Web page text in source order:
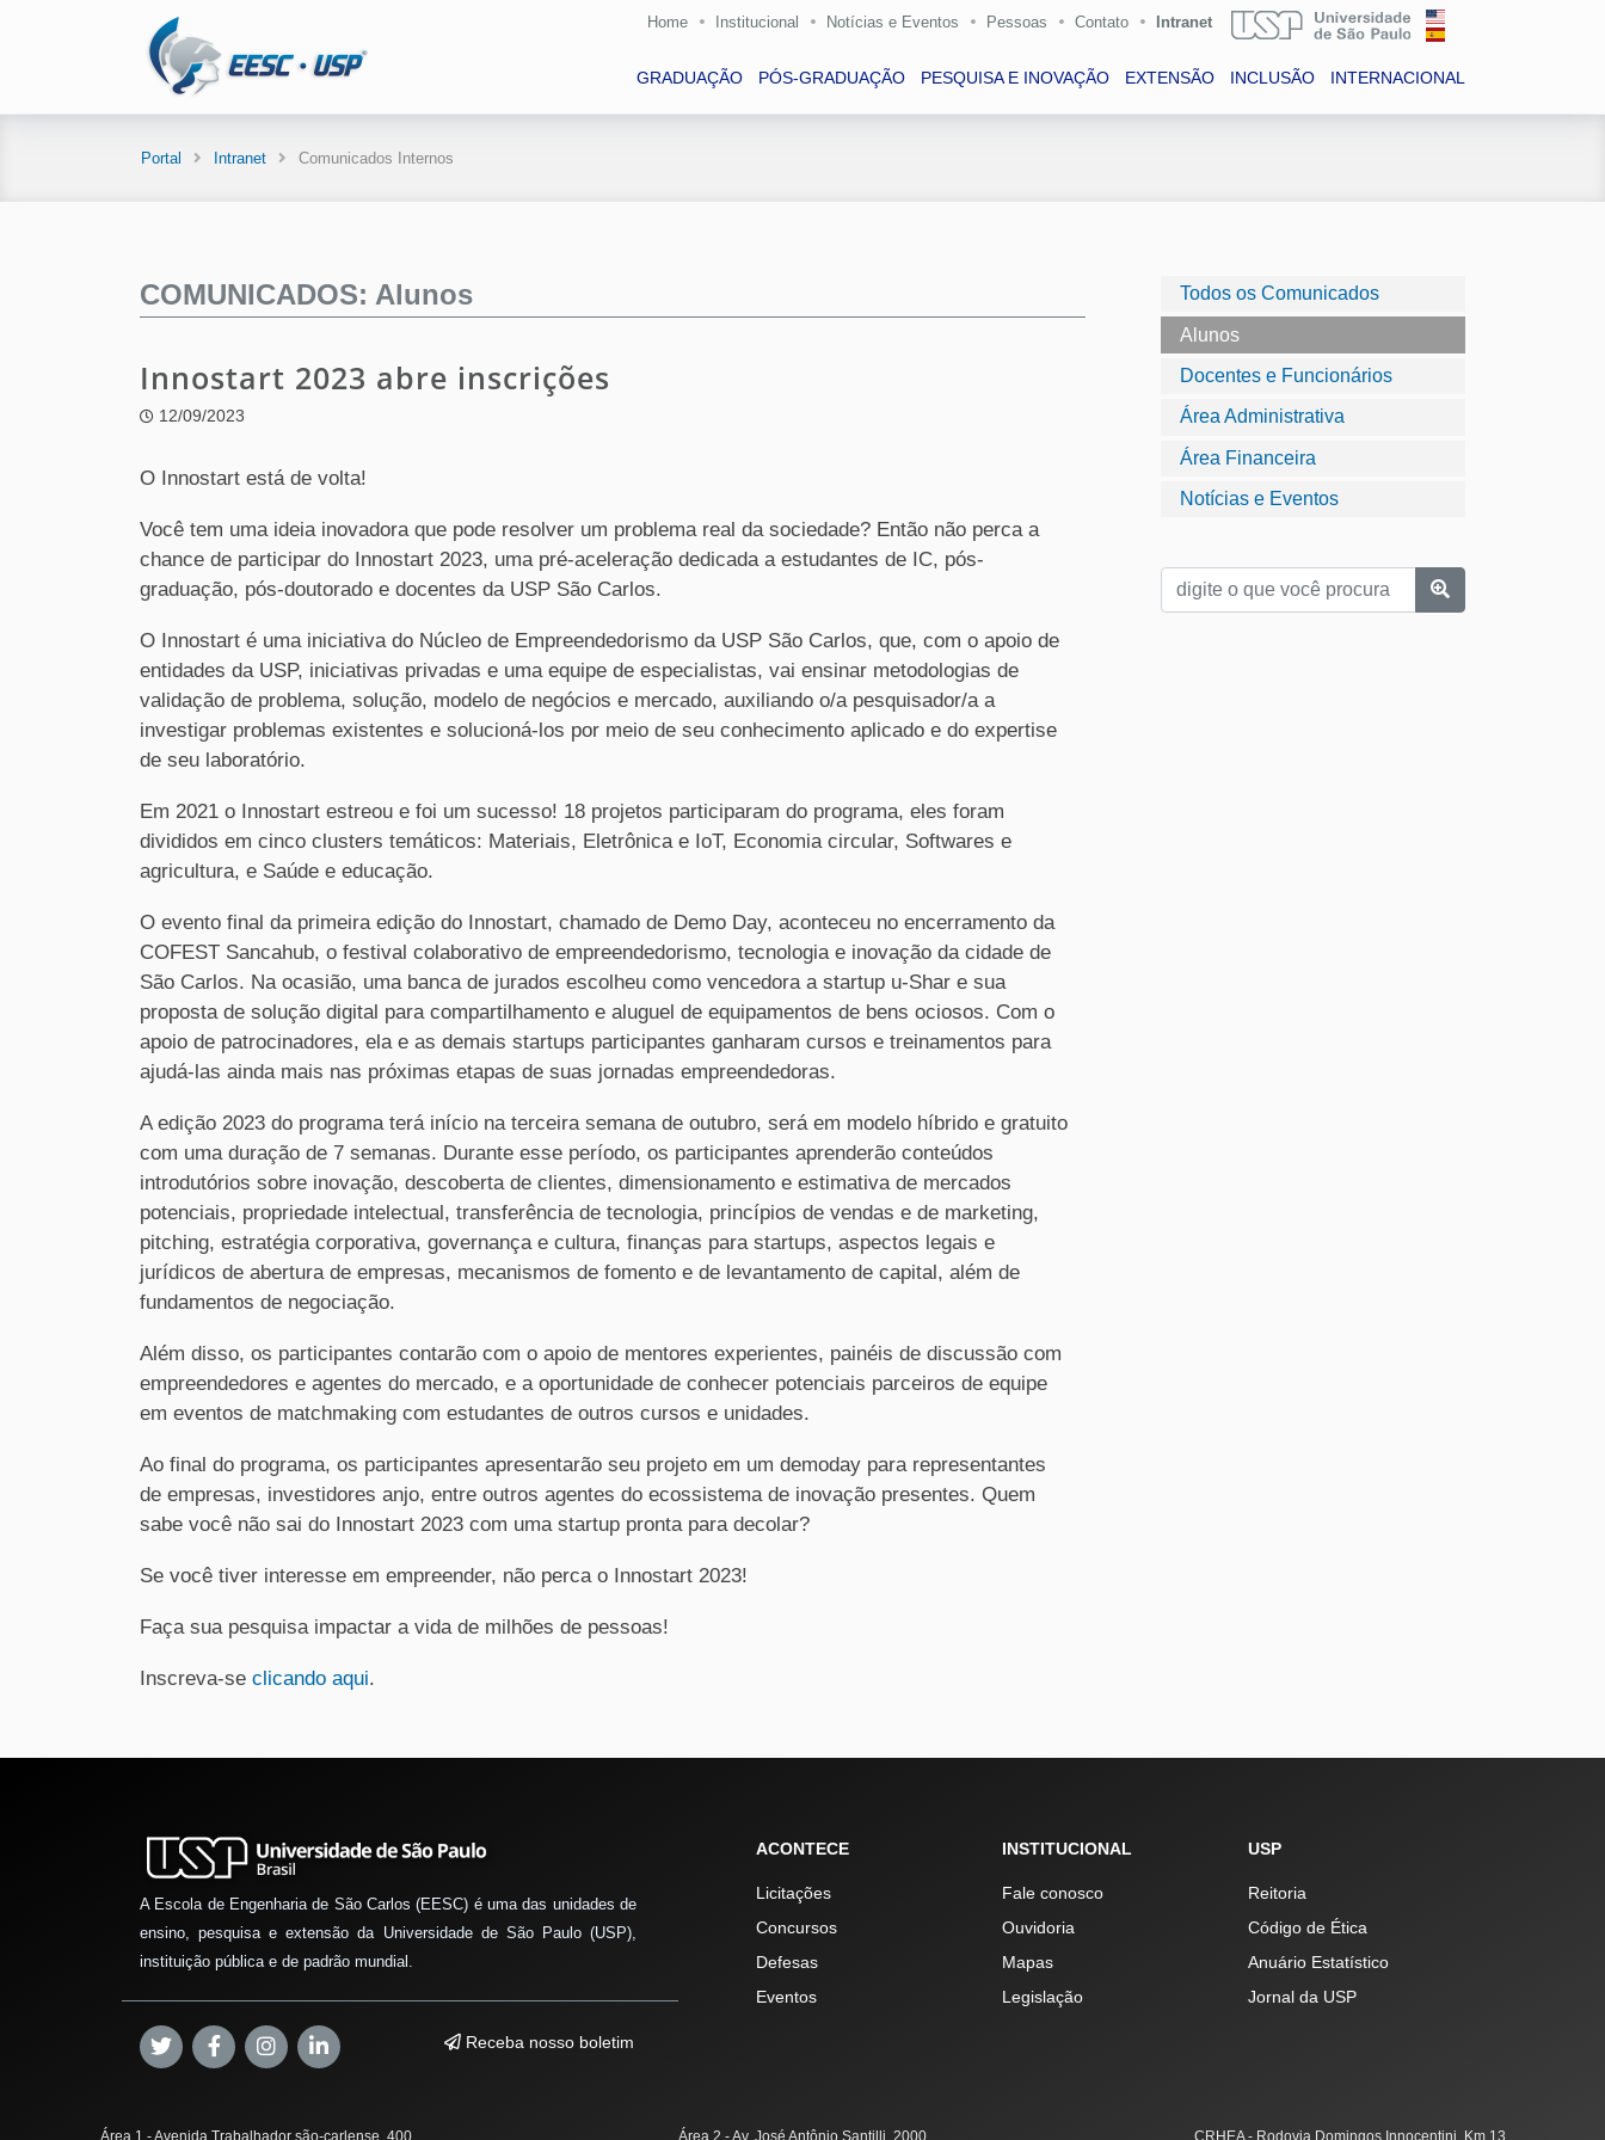
Home Institucional Notícias e Eventos Pessoas Contato Intranet
GRADUAÇÃO PÓS-GRADUAÇÃO PESQUISA E INOVAÇÃO EXTENSÃO INCLUSÃO INTERNACIONAL
Portal Intranet Comunicados Internos
Todos os Comunicados
Alunos
Docentes e Funcionários
Área Administrativa
Área Financeira
Notícias e Eventos
COMUNICADOS: Alunos
Innostart 2023 abre inscrições
12/09/2023
O Innostart está de volta!
Você tem uma ideia inovadora que pode resolver um problema real da sociedade? Então não perca a
chance de participar do Innostart 2023, uma pré-aceleração dedicada a estudantes de IC, pós-
graduação, pós-doutorado e docentes da USP São Carlos.
O Innostart é uma iniciativa do Núcleo de Empreendedorismo da USP São Carlos, que, com o apoio de
entidades da USP, iniciativas privadas e uma equipe de especialistas, vai ensinar metodologias de
validação de problema, solução, modelo de negócios e mercado, auxiliando o/a pesquisador/a a
investigar problemas existentes e solucioná-los por meio de seu conhecimento aplicado e do expertise
de seu laboratório.
Em 2021 o Innostart estreou e foi um sucesso! 18 projetos participaram do programa, eles foram
divididos em cinco clusters temáticos: Materiais, Eletrônica e IoT, Economia circular, Softwares e
agricultura, e Saúde e educação.
O evento final da primeira edição do Innostart, chamado de Demo Day, aconteceu no encerramento da
COFEST Sancahub, o festival colaborativo de empreendedorismo, tecnologia e inovação da cidade de
São Carlos. Na ocasião, uma banca de jurados escolheu como vencedora a startup u-Shar e sua
proposta de solução digital para compartilhamento e aluguel de equipamentos de bens ociosos. Com o
apoio de patrocinadores, ela e as demais startups participantes ganharam cursos e treinamentos para
ajudá-las ainda mais nas próximas etapas de suas jornadas empreendedoras.
A edição 2023 do programa terá início na terceira semana de outubro, será em modelo híbrido e gratuito
com uma duração de 7 semanas. Durante esse período, os participantes aprenderão conteúdos
introdutórios sobre inovação, descoberta de clientes, dimensionamento e estimativa de mercados
potenciais, propriedade intelectual, transferência de tecnologia, princípios de vendas e de marketing,
pitching, estratégia corporativa, governança e cultura, finanças para startups, aspectos legais e
jurídicos de abertura de empresas, mecanismos de fomento e de levantamento de capital, além de
fundamentos de negociação.
Além disso, os participantes contarão com o apoio de mentores experientes, painéis de discussão com
empreendedores e agentes do mercado, e a oportunidade de conhecer potenciais parceiros de equipe
em eventos de matchmaking com estudantes de outros cursos e unidades.
Ao final do programa, os participantes apresentarão seu projeto em um demoday para representantes
de empresas, investidores anjo, entre outros agentes do ecossistema de inovação presentes. Quem
sabe você não sai do Innostart 2023 com uma startup pronta para decolar?
Se você tiver interesse em empreender, não perca o Innostart 2023!
Faça sua pesquisa impactar a vida de milhões de pessoas!
Inscreva-se clicando aqui.
A Escola de Engenharia de São Carlos (EESC) é uma das unidades de
ensino, pesquisa e extensão da Universidade de São Paulo (USP),
instituição pública e de padrão mundial.
Receba nosso boletim
ACONTECE
Licitações
Concursos
Defesas
Eventos
INSTITUCIONAL
Fale conosco
Ouvidoria
Mapas
Legislação
USP
Reitoria
Código de Ética
Anuário Estatístico
Jornal da USP
Área 1 - Avenida Trabalhador são-carlense, 400 Área 2 - Av. José Antônio Santilli, 2000 CRHEA - Rodovia Domingos Innocentini, Km 13